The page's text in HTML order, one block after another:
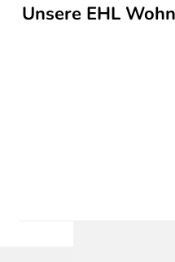
Unsere EHL